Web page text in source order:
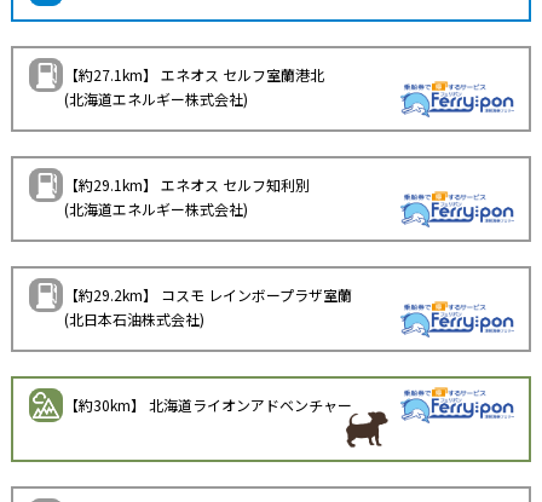
【約27.1km】 エネオス セルフ室蘭港北
(北海道エネルギー株式会社)
【約29.1km】 エネオス セルフ知利別
(北海道エネルギー株式会社)
【約29.2km】 コスモ レインボープラザ室蘭
(北日本石油株式会社)
【約30km】 北海道ライオンアドベンチャー